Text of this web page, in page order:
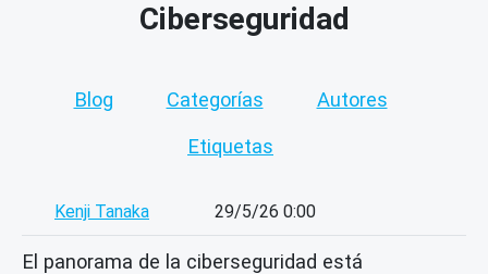
Ciberseguridad
Blog Categorías Autores
Etiquetas
Kenji Tanaka 29/5/26 0:00
El panorama de la ciberseguridad está